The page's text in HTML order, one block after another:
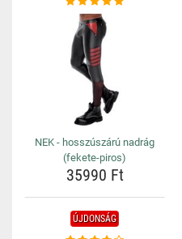
NEK - hosszúszárú nadrág
(fekete-piros)
35990 Ft
ÚJDONSÁG